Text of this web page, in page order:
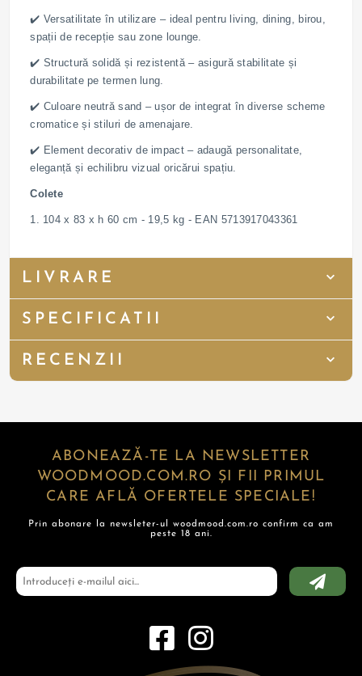
✔️ Versatilitate în utilizare – ideal pentru living, dining, birou,
spații de recepție sau zone lounge.
✔️ Structură solidă și rezistentă – asigură stabilitate și
durabilitate pe termen lung.
✔️ Culoare neutră sand – ușor de integrat în diverse scheme
cromatice și stiluri de amenajare.
✔️ Element decorativ de impact – adaugă personalitate,
eleganță și echilibru vizual oricărui spațiu.
Colete
1. 104 x 83 x h 60 cm - 19,5 kg - EAN 5713917043361
LIVRARE
SPECIFICATII
RECENZII
ABONEAZĂ-TE LA NEWSLETTER
WOODMOOD.COM.RO ȘI FII PRIMUL
CARE AFLĂ OFERTELE SPECIALE!
Prin abonare la newsleter-ul woodmood.com.ro confirm ca am
peste 18 ani.